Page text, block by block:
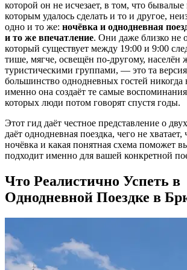
которой он не исчезает, в том, что
которым удалось сделать и то и другое,
одно и то же: ночёвка и однодневная
и то же впечатление. Они даже близко не
который существует между 19:00 и 9:00
тише, мягче, освещён по-другому, населён
туристическими группами, — это та
большинство однодневных гостей никогда
именно она создаёт те самые
которых люди потом говорят спустя годы.
Этот гид даёт честное представление о
даёт однодневная поездка, чего не хватает,
ночёвка и какая понятная схема поможет
подходит именно для вашей конкретной
Что Реалистично Успеть в
Однодневной Поездке в